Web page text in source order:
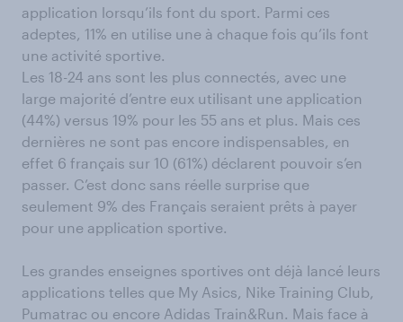
application lorsqu’ils font du sport. Parmi ces
adeptes, 11% en utilise une à chaque fois qu’ils font
une activité sportive.
Les 18-24 ans sont les plus connectés, avec une
large majorité d’entre eux utilisant une application
(44%) versus 19% pour les 55 ans et plus. Mais ces
dernières ne sont pas encore indispensables, en
effet 6 français sur 10 (61%) déclarent pouvoir s’en
passer. C’est donc sans réelle surprise que
seulement 9% des Français seraient prêts à payer
pour une application sportive.
Les grandes enseignes sportives ont déjà lancé leurs
applications telles que My Asics, Nike Training Club,
Pumatrac ou encore Adidas Train&Run. Mais face à